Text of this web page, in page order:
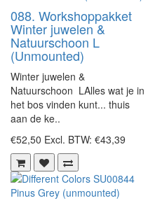
088. Workshoppakket
Winter juwelen &
Natuurschoon L
(Unmounted)
Winter juwelen &
Natuurschoon LAlles wat je in
het bos vinden kunt... thuis
aan de ke..
€52,50 Excl. BTW: €43,39